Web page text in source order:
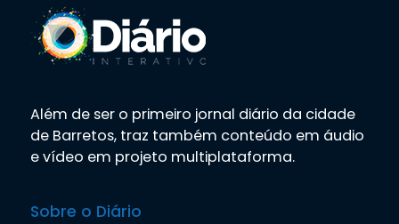
Além de ser o primeiro jornal diário da cidade
de Barretos, traz também conteúdo em áudio
e vídeo em projeto multiplataforma.
Sobre o Diário